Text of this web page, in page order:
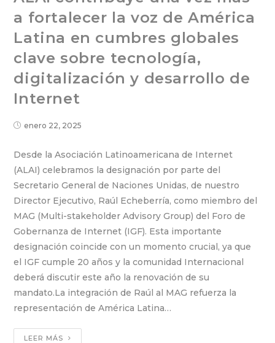
a fortalecer la voz de América
Latina en cumbres globales
clave sobre tecnología,
digitalización y desarrollo de
Internet
enero 22, 2025
Desde la Asociación Latinoamericana de Internet
(ALAI) celebramos la designación por parte del
Secretario General de Naciones Unidas, de nuestro
Director Ejecutivo, Raúl Echeberría, como miembro del
MAG (Multi-stakeholder Advisory Group) del Foro de
Gobernanza de Internet (IGF). Esta importante
designación coincide con un momento crucial, ya que
el IGF cumple 20 años y la comunidad Internacional
deberá discutir este año la renovación de su
mandato.La integración de Raúl al MAG refuerza la
representación de América Latina…
LEER MÁS